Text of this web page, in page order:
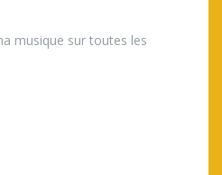
musique sur toutes les